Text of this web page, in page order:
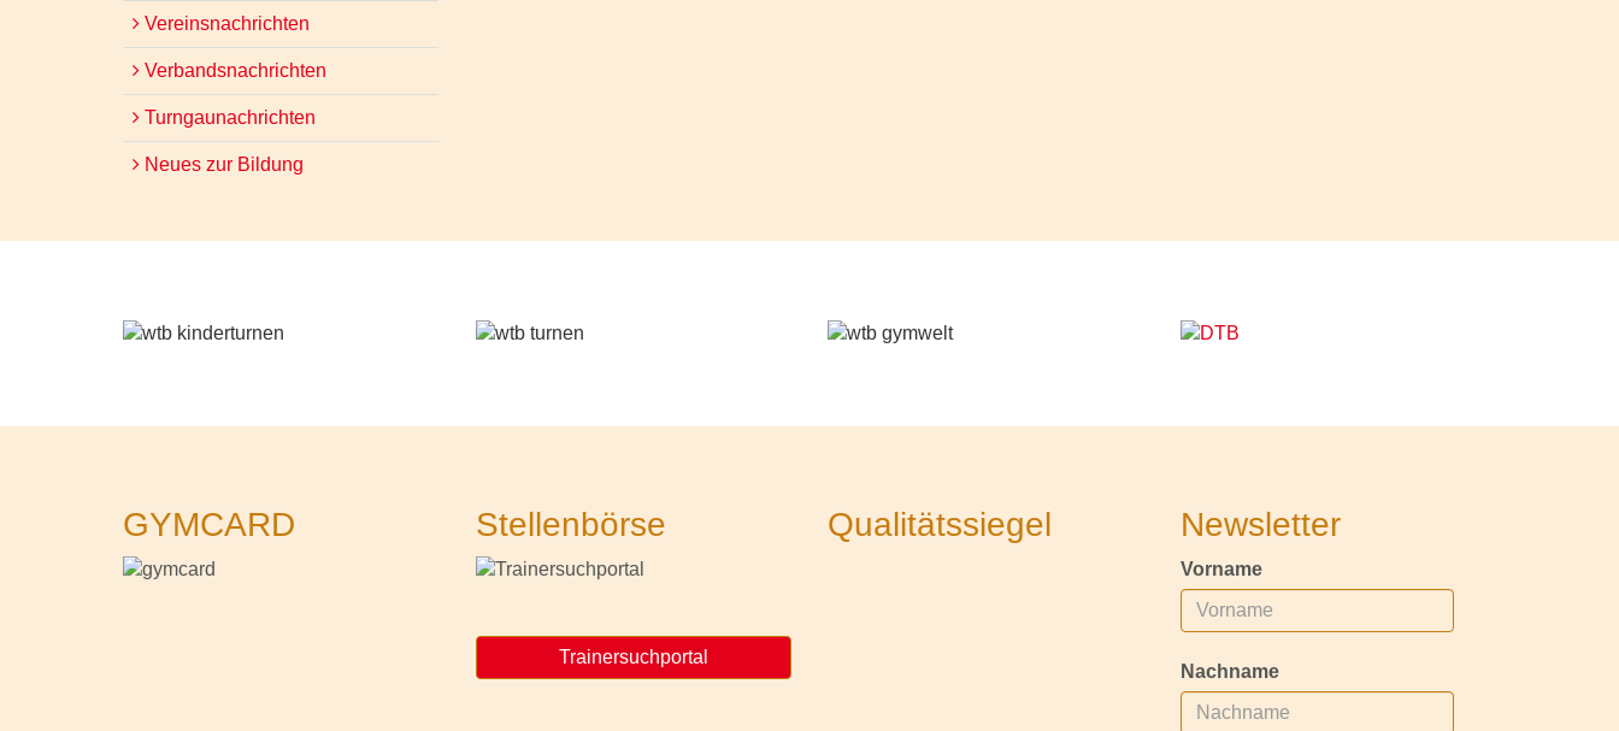
Vereinsnachrichten
Verbandsnachrichten
Turngaunachrichten
Neues zur Bildung
GYMCARD Stellenbörse
Trainersuchportal
Qualitätssiegel Newsletter
Vorname
Nachname